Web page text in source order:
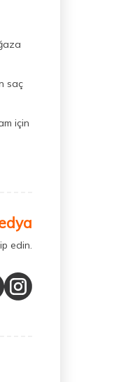
saç
için
edin.